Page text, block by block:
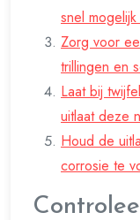
snel
Zorg voor
trillingen en
Laat bij
uitlaat deze
Houd de
corrosie te